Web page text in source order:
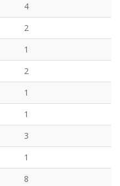
4
2
1
2
1
1
3
1
8